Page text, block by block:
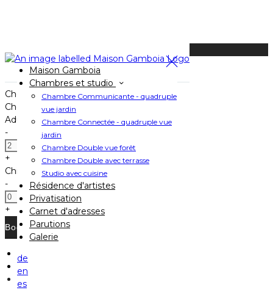
Maison Gamboia
Chambres et studio
Chambre Communicante - quadruple
vue jardin
Chambre Connectée - quadruple vue
jardin
Chambre Double vue forêt
Chambre Double avec terrasse
Studio avec cuisine
Résidence d'artistes
Privatisation
Carnet d'adresses
Parutions
Galerie
de
en
es
Book your stay
Check In
Check Out
Adults
-
+
Children
-
+